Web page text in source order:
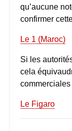
qu’aucune
confirmer
Le 1 (Maroc)
Si les
cela
Le Figaro